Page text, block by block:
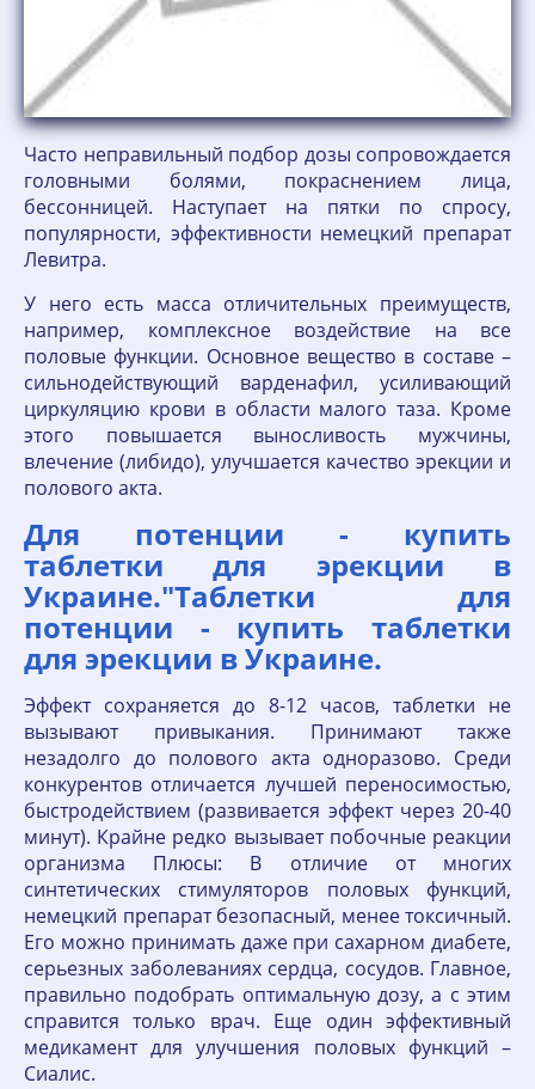
Часто неправильный подбор дозы сопровождается
головными болями, покраснением лица,
бессонницей. Наступает на пятки по спросу,
популярности, эффективности немецкий препарат
Левитра.
У него есть масса отличительных преимуществ,
например, комплексное воздействие на все
половые функции. Основное вещество в составе –
сильнодействующий варденафил, усиливающий
циркуляцию крови в области малого таза. Кроме
этого повышается выносливость мужчины,
влечение (либидо), улучшается качество эрекции и
полового акта.
Для потенции - купить
таблетки для эрекции в
Украине."Таблетки для
потенции - купить таблетки
для эрекции в Украине.
Эффект сохраняется до 8-12 часов, таблетки не
вызывают привыкания. Принимают также
незадолго до полового акта одноразово. Среди
конкурентов отличается лучшей переносимостью,
быстродействием (развивается эффект через 20-40
минут). Крайне редко вызывает побочные реакции
организма Плюсы: В отличие от многих
синтетических стимуляторов половых функций,
немецкий препарат безопасный, менее токсичный.
Его можно принимать даже при сахарном диабете,
серьезных заболеваниях сердца, сосудов. Главное,
правильно подобрать оптимальную дозу, а с этим
справится только врач. Еще один эффективный
медикамент для улучшения половых функций –
Сиалис.